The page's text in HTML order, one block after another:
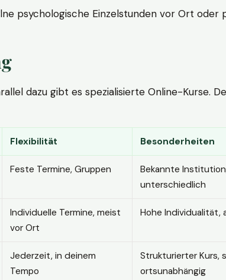
psychologische Einzelstunden vor Ort oder
dazu gibt es spezialisierte Online-Kurse.
Flexibilität Besonderheiten
Feste Termine, Gruppen
Bekannte
unterschiedlich
Individuelle Termine, meist
vor Ort
Hohe Individualität,
Jederzeit, in deinem
Tempo
Strukturierter Kurs,
ortsunabhängig